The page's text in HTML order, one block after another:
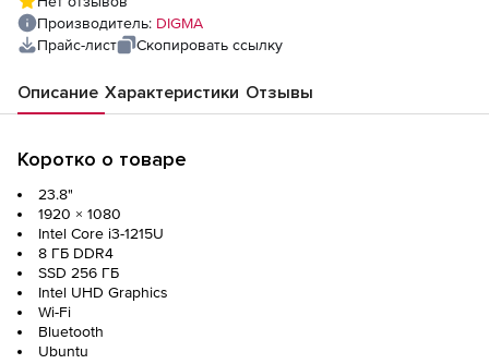
Производитель: DIGMA
Прайс-лист
Скопировать ссылку
Описание Характеристики Отзывы
Коротко о товаре
23.8"
1920 × 1080
Intel Core i3-1215U
8 ГБ DDR4
SSD 256 ГБ
Intel UHD Graphics
Wi-Fi
Bluetooth
Ubuntu